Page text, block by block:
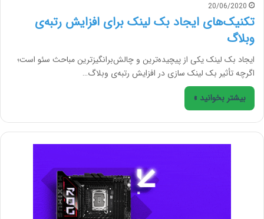
20/06/2020
تکنیک‌های ایجاد بک لینک برای افزایش رتبه‌ی
وبلاگ
ایجاد بک لینک یکی از پیچیده‌ترین و چالش‌برانگیزترین مباحث سئو است؛
اگرچه تأثیر بک لینک سازی در افزایش رتبه‌ی وبلاگ…
بیشتر بخوانید »